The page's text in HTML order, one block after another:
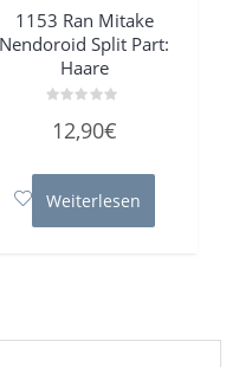
1153 Ran Mitake
Nendoroid Split Part:
Haare
mit
5
12,90€
Weiterlesen